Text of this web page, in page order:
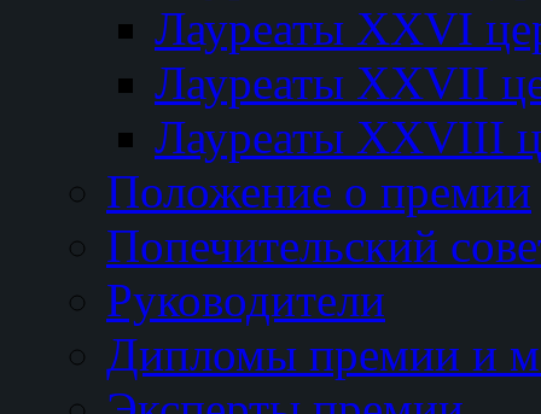
Лауреаты XXVI
Лауреаты XXVII
Лауреаты XXVIII
Положение о премии
Попечительский
Руководители
Дипломы премии и